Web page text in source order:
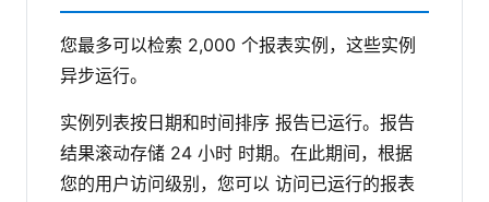
您最多可以检索 2,000 个报表实例，这些实例
异步运行。
实例列表按日期和时间排序 报告已运行。报告
结果滚动存储 24 小时 时期。在此期间，根据
您的用户访问级别，您可以 访问已运行的报表